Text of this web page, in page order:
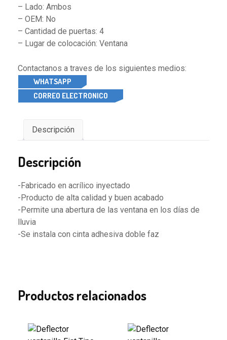
– Lado: Ambos
– OEM: No
– Cantidad de puertas: 4
– Lugar de colocación: Ventana
Contactanos a traves de los siguientes medios:
WHATSAPP
CORREO ELECTRONICO
Descripción
Descripción
-Fabricado en acrílico inyectado
-Producto de alta calidad y buen acabado
-Permite una abertura de las ventana en los días de
lluvia
-Se instala con cinta adhesiva doble faz
Productos relacionados